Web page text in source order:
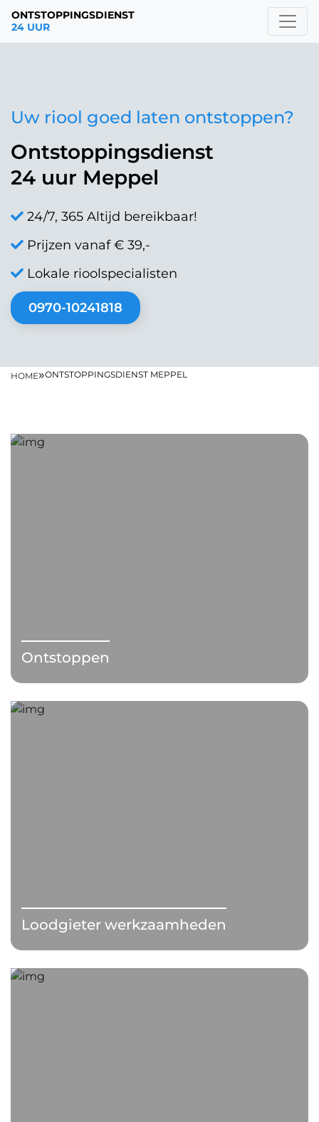
ONTSTOPPINGSDIENST
24 UUR
Uw riool goed laten ontstoppen?
Ontstoppingsdienst
24 uur Meppel
24/7, 365 Altijd bereikbaar!
Prijzen vanaf € 39,-
Lokale rioolspecialisten
0970-10241818
HOME»ONTSTOPPINGSDIENST MEPPEL
Ontstoppen
Loodgieter werkzaamheden